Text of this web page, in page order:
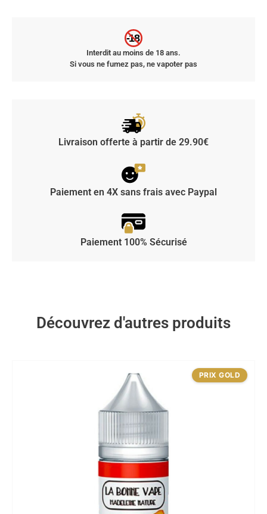
-18
Interdit au moins de 18 ans.
Si vous ne fumez pas, ne vapoter pas
Livraison offerte à partir de 29.90€
Paiement en 4X sans frais avec Paypal
Paiement 100% Sécurisé
Découvrez d'autres produits
PRIX GOLD